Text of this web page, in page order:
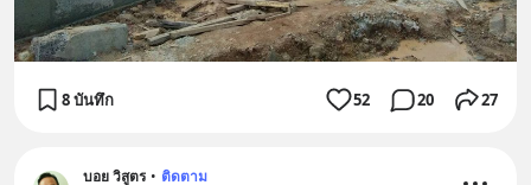
8 บันทึก 52 20 27
บอย วิสูตร • ติดตาม